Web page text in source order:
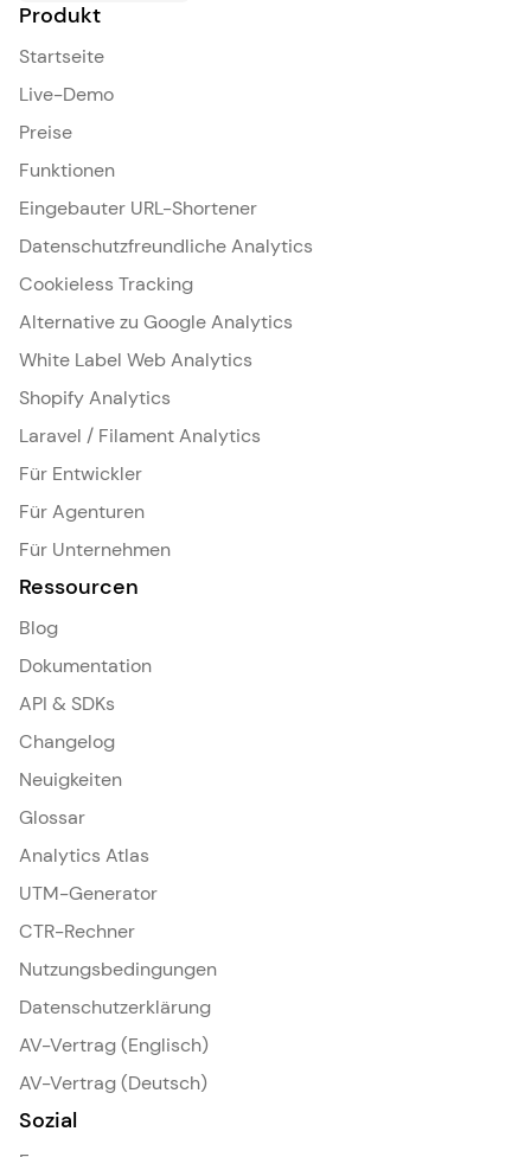
Produkt
Startseite
Live-Demo
Preise
Funktionen
Eingebauter URL-Shortener
Datenschutzfreundliche Analytics
Cookieless Tracking
Alternative zu Google Analytics
White Label Web Analytics
Shopify Analytics
Laravel / Filament Analytics
Für Entwickler
Für Agenturen
Für Unternehmen
Ressourcen
Blog
Dokumentation
API & SDKs
Changelog
Neuigkeiten
Glossar
Analytics Atlas
UTM-Generator
CTR-Rechner
Nutzungsbedingungen
Datenschutzerklärung
AV-Vertrag (Englisch)
AV-Vertrag (Deutsch)
Sozial